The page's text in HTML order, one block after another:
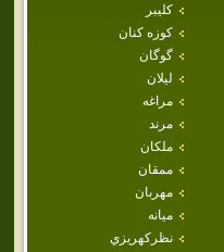
كليبر
كوزه كنان
گوگان
ليلان
مراغه
مرند
ملكان
ممقان
مهربان
ميانه
نظركهريزي